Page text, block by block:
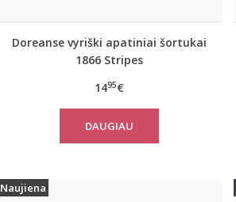
Doreanse vyriški apatiniai šortukai
1866 Stripes
1495€
DAUGIAU
Naujiena